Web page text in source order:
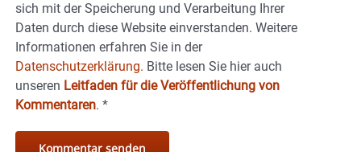
sich mit der Speicherung und Verarbeitung Ihrer
Daten durch diese Website einverstanden. Weitere
Informationen erfahren Sie in der
Datenschutzerklärung. Bitte lesen Sie hier auch
unseren Leitfaden für die Veröffentlichung von
Kommentaren. *